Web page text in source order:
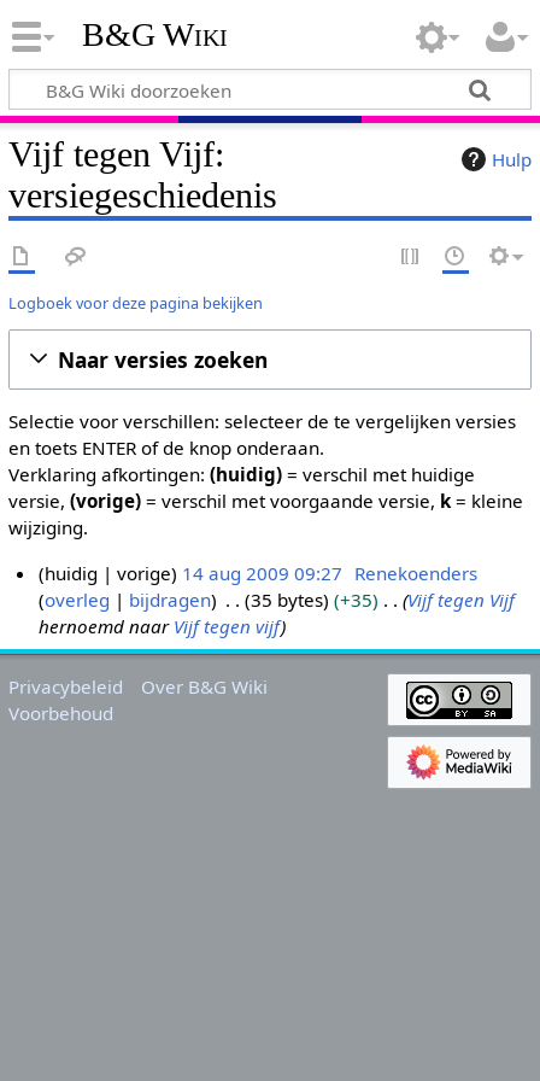
B&G Wiki
Hulp
Vijf tegen Vijf:
versiegeschiedenis
Logboek voor deze pagina bekijken
Naar versies zoeken
Selectie voor verschillen: selecteer de te vergelijken versies
en toets ENTER of de knop onderaan.
Verklaring afkortingen: (huidig)= verschil met huidige
versie, (vorige)= verschil met voorgaande versie, k= kleine
wijziging.
a
u
g
huidig vorige 14 aug 2009 09:27 Renekoenders
overleg
bijdragen 35 bytes +35
Vijf tegen Vijf
hernoemd naar Vijf tegen vijf
Privacybeleid
Over B&G Wiki
Voorbehoud